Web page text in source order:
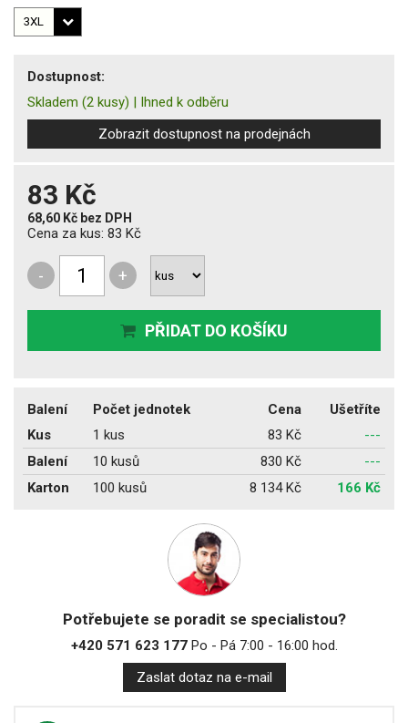
Dostupnost:
Skladem (2 kusy) | Ihned k odběru
Zobrazit dostupnost na prodejnách
83 Kč
68,60 Kč bez DPH
Cena za kus: 83 Kč
- +
PŘIDAT DO KOŠÍKU
Balení Počet jednotek Cena
Ušetříte
Kus
1 kus 83 Kč
---
Balení
10 kusů 830 Kč
---
Karton
100 kusů 8 134 Kč 166 Kč
Potřebujete se poradit se specialistou?
+420 571 623 177Po - Pá 7:00 - 16:00 hod.
Zaslat dotaz na e-mail